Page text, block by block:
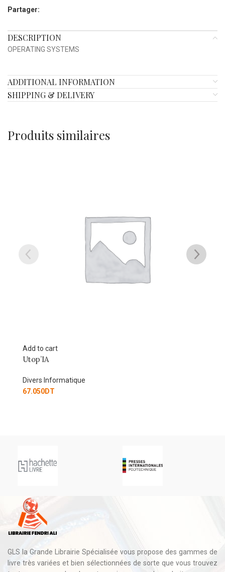
Partager:
DESCRIPTION
OPERATING SYSTEMS
ADDITIONAL INFORMATION
SHIPPING & DELIVERY
Produits similaires
Add to cart
Utop’IA
Divers Informatique
67.050DT
GLS la Grande Librairie Spécialisée vous propose des gammes de
livre très variées et bien sélectionnées de sorte que vous trouvez